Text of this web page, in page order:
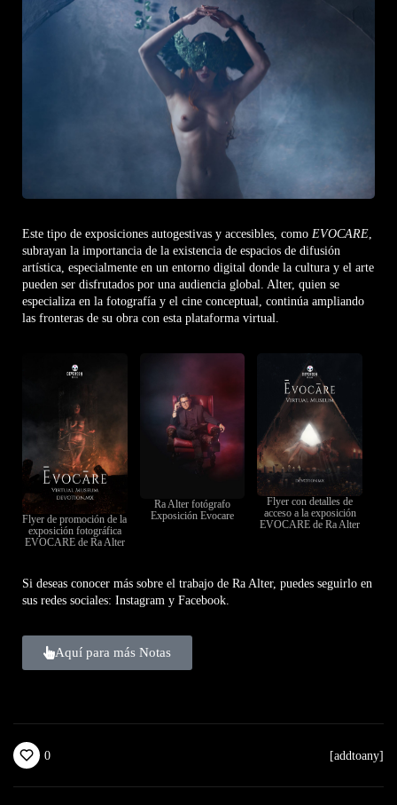
Este tipo de exposiciones autogestivas y accesibles, como EVOCARE
subrayan la importancia de la existencia de espacios de difusión
artística, especialmente en un entorno digital donde la cultura y el arte
pueden ser disfrutados por una audiencia global. Alter, quien se
especializa en la fotografía y el cine conceptual, continúa ampliando
las fronteras de su obra con esta plataforma virtual.
Flyer de promoción de la
exposición fotográfica
EVOCARE de Ra Alter
Ra Alter fotógrafo
Exposición Evocare
Flyer con detalles de
acceso a la exposición
EVOCARE de Ra Alter
Si deseas conocer más sobre el trabajo de Ra Alter, puedes seguirlo en
sus redes sociales: Instagram y Facebook.
Aquí para más Notas
0 [addtoany]